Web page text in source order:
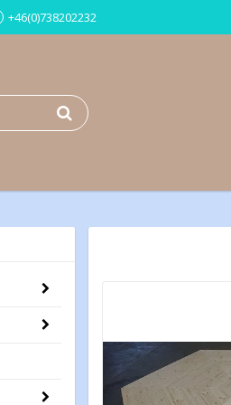
+46(0)738202232